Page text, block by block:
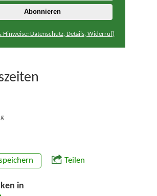
Hinweise: Datenschutz, Details, Widerruf)
Teilen
in